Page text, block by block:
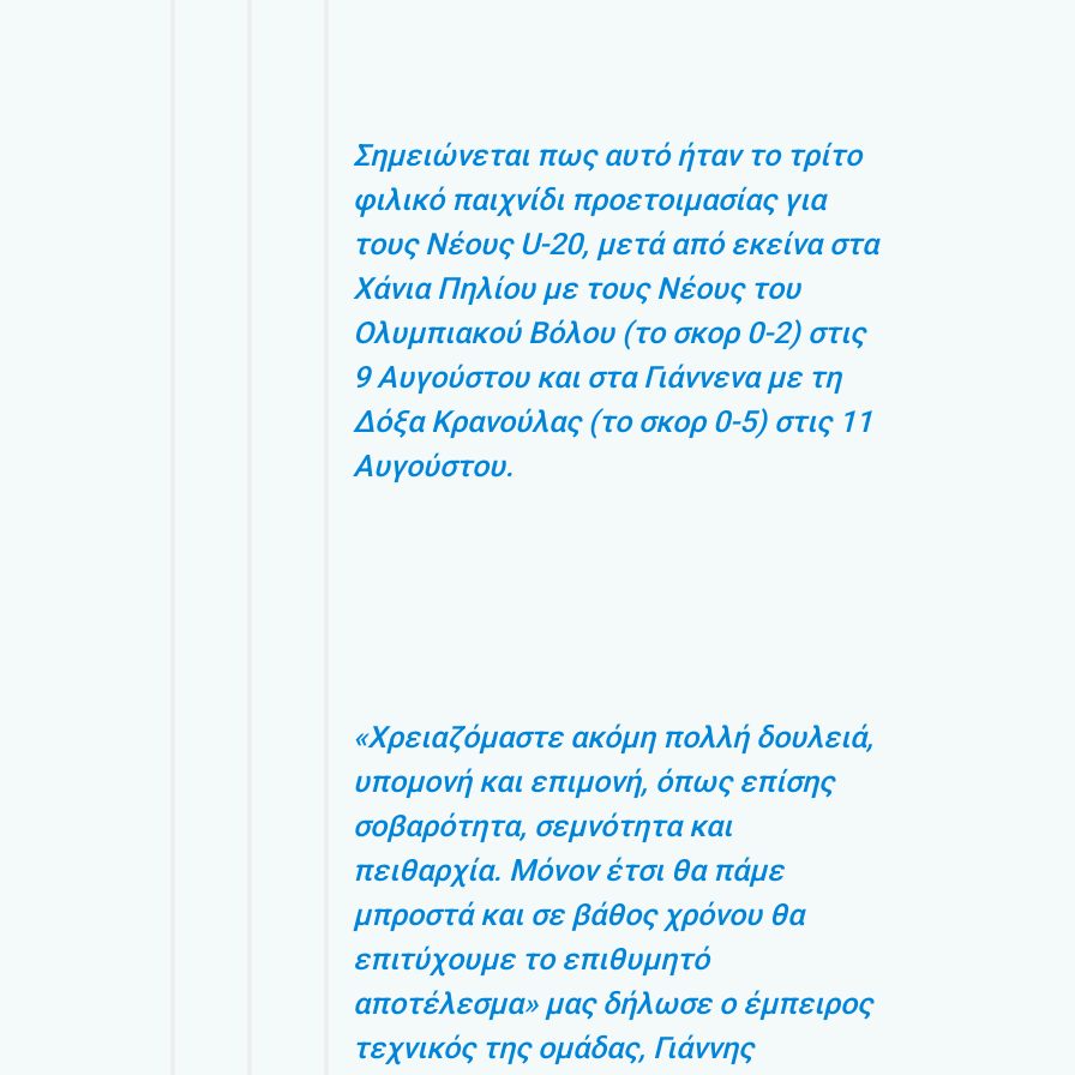
Σημειώνεται πως αυτό ήταν το τρίτο
φιλικό παιχνίδι προετοιμασίας για
τους Νέους U-20, μετά από εκείνα στα
Χάνια Πηλίου με τους Νέους του
Ολυμπιακού Βόλου (το σκορ 0-2) στις
9 Αυγούστου και στα Γιάννενα με τη
Δόξα Κρανούλας (το σκορ 0-5) στις 11
Αυγούστου.
«Χρειαζόμαστε ακόμη πολλή δουλειά,
υπομονή και επιμονή, όπως επίσης
σοβαρότητα, σεμνότητα και
πειθαρχία. Μόνον έτσι θα πάμε
μπροστά και σε βάθος χρόνου θα
επιτύχουμε το επιθυμητό
αποτέλεσμα» μας δήλωσε ο έμπειρος
τεχνικός της ομάδας, Γιάννης